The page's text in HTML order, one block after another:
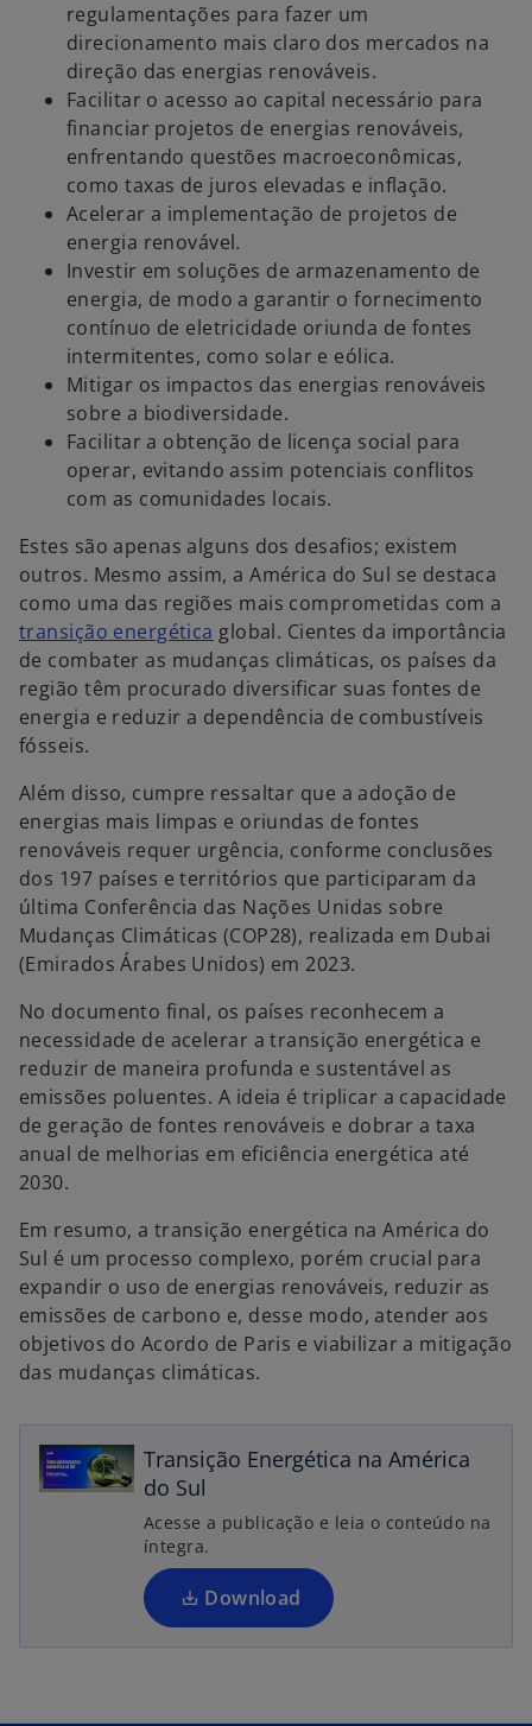
regulamentações para fazer um
direcionamento mais claro dos mercados na
direção das energias renováveis.
Facilitar o acesso ao capital necessário para
financiar projetos de energias renováveis,
enfrentando questões macroeconômicas,
como taxas de juros elevadas e inflação.
Acelerar a implementação de projetos de
energia renovável.
Investir em soluções de armazenamento de
energia, de modo a garantir o fornecimento
contínuo de eletricidade oriunda de fontes
intermitentes, como solar e eólica.
Mitigar os impactos das energias renováveis
sobre a biodiversidade.
Facilitar a obtenção de licença social para
operar, evitando assim potenciais conflitos
com as comunidades locais.
Estes são apenas alguns dos desafios; existem
outros. Mesmo assim, a América do Sul se destaca
como uma das regiões mais comprometidas com a
transição energética global. Cientes da importância
de combater as mudanças climáticas, os países da
região têm procurado diversificar suas fontes de
energia e reduzir a dependência de combustíveis
fósseis.
Além disso, cumpre ressaltar que a adoção de
energias mais limpas e oriundas de fontes
renováveis requer urgência, conforme conclusões
dos 197 países e territórios que participaram da
última Conferência das Nações Unidas sobre
Mudanças Climáticas (COP28), realizada em Dubai
(Emirados Árabes Unidos) em 2023.
No documento final, os países reconhecem a
necessidade de acelerar a transição energética e
reduzir de maneira profunda e sustentável as
emissões poluentes. A ideia é triplicar a capacidade
de geração de fontes renováveis e dobrar a taxa
anual de melhorias em eficiência energética até
2030.
Em resumo, a transição energética na América do
Sul é um processo complexo, porém crucial para
expandir o uso de energias renováveis, reduzir as
emissões de carbono e, desse modo, atender aos
objetivos do Acordo de Paris e viabilizar a mitigação
das mudanças climáticas.
Transição Energética na América
do Sul
Acesse a publicação e leia o conteúdo na
íntegra.
Download
a
r
e
m
m
a
n
o